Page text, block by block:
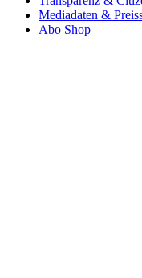
Mediadaten &
Abo Shop